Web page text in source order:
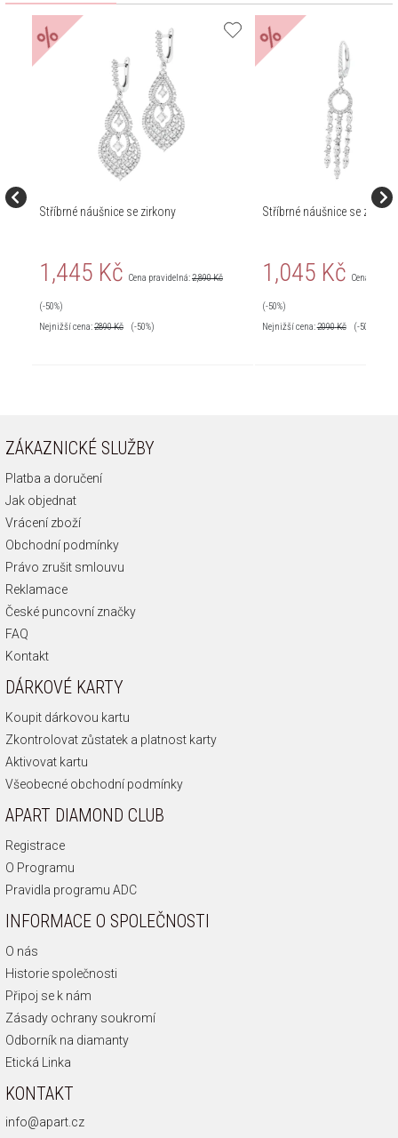
%
Stříbrné náušnice se zirkony
1,445 Kč Cena pravidelná:2,890 Kč
(-50%)
Nejnižší cena:2890Kč (-50%)
%
Stříbrné náušnice se zirkony
1,045 Kč Cena
(-50%)
Nejnižší cena:2090Kč (-50%)
ZÁKAZNICKÉ SLUŽBY
Platba a doručení
Jak objednat
Vrácení zboží
Obchodní podmínky
Právo zrušit smlouvu
Reklamace
České puncovní značky
FAQ
Kontakt
DÁRKOVÉ KARTY
Koupit dárkovou kartu
Zkontrolovat zůstatek a platnost karty
Aktivovat kartu
Všeobecné obchodní podmínky
APART DIAMOND CLUB
Registrace
O Programu
Pravidla programu ADC
INFORMACE O SPOLEČNOSTI
O nás
Historie společnosti
Připoj se k nám
Zásady ochrany soukromí
Odborník na diamanty
Etická Linka
KONTAKT
info@apart.cz